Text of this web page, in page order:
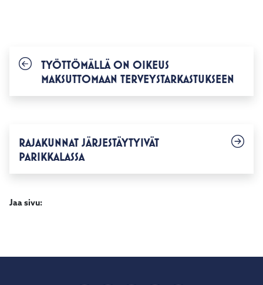
TYÖTTÖMÄLLÄ ON OIKEUS
MAKSUTTOMAAN TERVEYSTARKASTUKSEEN
RAJAKUNNAT JÄRJESTÄYTYIVÄT
PARIKKALASSA
Jaa sivu: